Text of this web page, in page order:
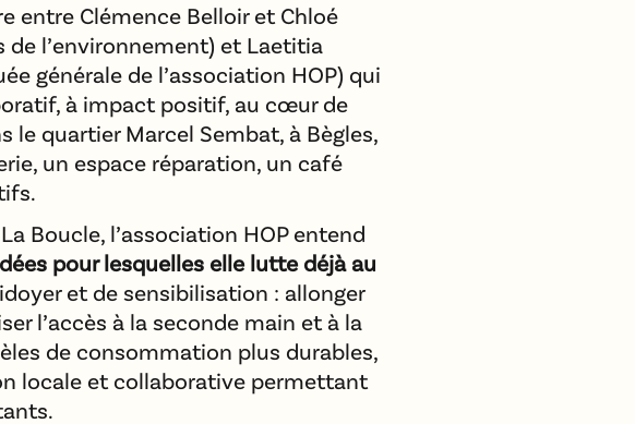
entre Clémence Belloir et Chloé
l’environnement) et Laetitia
générale de l’association HOP) qui
à impact positif, au cœur de
le quartier Marcel Sembat, à Bègles,
un espace réparation, un café
Boucle, l’association HOP entend
pour lesquelles elle lutte déjà au
et de sensibilisation : allonger
l’accès à la seconde main et à la
de consommation plus durables,
locale et collaborative permettant